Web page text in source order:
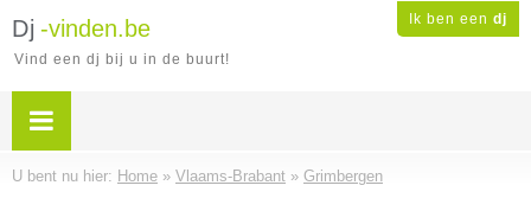
Ik ben een dj
Dj -vinden.be
Vind een dj bij u in de buurt!
U bent nu hier: Home » Vlaams-Brabant » Grimbergen